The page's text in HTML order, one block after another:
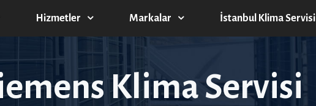
Hizmetler Markalar İstanbul Klima Servisi
Klima Servisi